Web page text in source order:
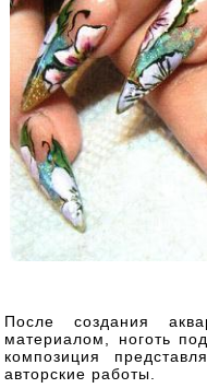
После создания
материалом, ноготь
композиция
авторские работы.